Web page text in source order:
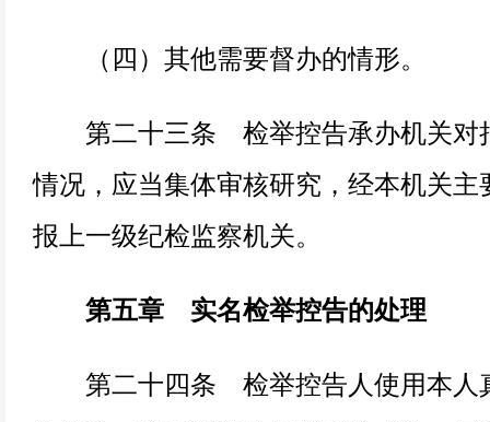
（四）其他需要督办的情形。
第二十三条 检举控告承办机关对
情况，应当集体审核研究，经本机关主
报上一级纪检监察机关。
第五章 实名检举控告的处理
第二十四条 检举控告人使用本人